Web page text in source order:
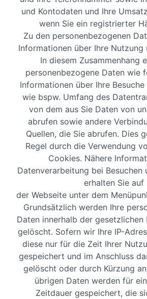
und Kontodaten und Ihre
wenn Sie ein registrierter
Zu den personenbezogenen
Informationen über Ihre Nutzung
In diesem Zusammenhang
personenbezogene Daten wie
Informationen über Ihre
wie bspw. Umfang des
von dem aus Sie Daten von
abrufen sowie andere
Quellen, die Sie abrufen. Dies
Regel durch die Verwendung
Cookies. Nähere
Datenverarbeitung bei Besuchen
erhalten Sie auf
der Webseite unter dem
Grundsätzlich werden Ihre
Daten innerhalb der gesetzlichen
gelöscht. Sofern wir Ihre IP-
diese nur für die Zeit Ihrer
gespeichert und im Anschluss
gelöscht oder durch Kürzung
übrigen Daten werden für
Zeitdauer gespeichert, die